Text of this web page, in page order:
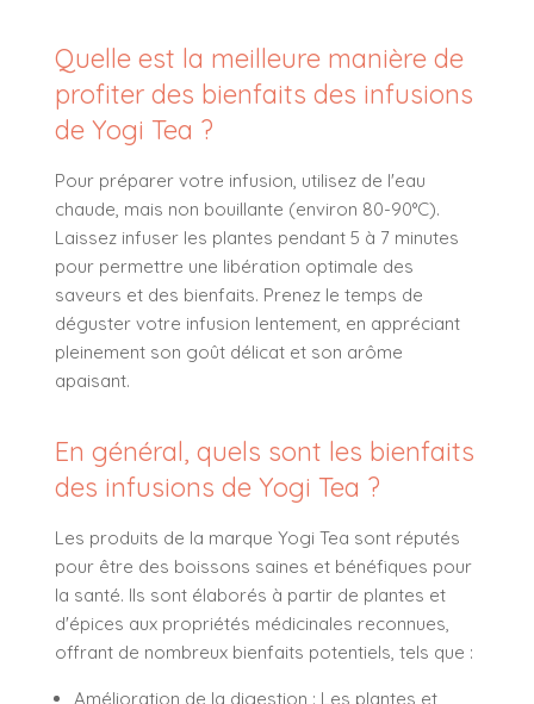
Quelle est la meilleure manière de
profiter des bienfaits des infusions
de Yogi Tea ?
Pour préparer votre infusion, utilisez de l'eau
chaude, mais non bouillante (environ 80-90°C).
Laissez infuser les plantes pendant 5 à 7 minutes
pour permettre une libération optimale des
saveurs et des bienfaits. Prenez le temps de
déguster votre infusion lentement, en appréciant
pleinement son goût délicat et son arôme
apaisant.
En général, quels sont les bienfaits
des infusions de Yogi Tea ?
Les produits de la marque Yogi Tea sont réputés
pour être des boissons saines et bénéfiques pour
la santé. Ils sont élaborés à partir de plantes et
d'épices aux propriétés médicinales reconnues,
offrant de nombreux bienfaits potentiels, tels que :
Amélioration de la digestion : Les plantes et